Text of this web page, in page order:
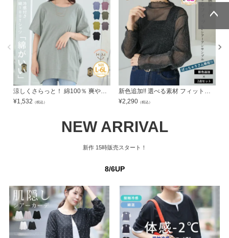
¥1,532 （税込）
¥2,290 （税込）
NEW ARRIVAL
新作 15時販売スタート！
8/6UP
ページトッ
プへ
ページトッ
プへ